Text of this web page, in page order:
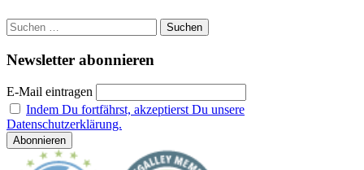
Suchen
nach:
Newsletter abonnieren
E-Mail eintragen
Indem Du fortfährst, akzeptierst Du unsere
Datenschutzerklärung.